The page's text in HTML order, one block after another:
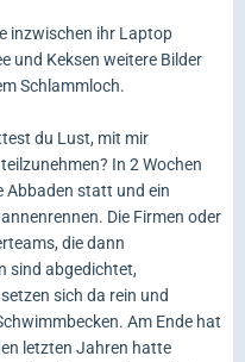
inzwischen ihr Laptop
und Keksen weitere Bilder
Schlammloch.
du Lust, mit mir
In 2 Wochen
Abbaden statt und ein
Die Firmen oder
die dann
sind abgedichtet,
sich da rein und
Am Ende hat
letzten Jahren hatte